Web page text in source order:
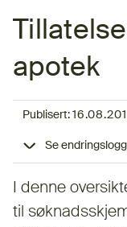
apotek
Publisert:
Se endringslogg
I denne
til